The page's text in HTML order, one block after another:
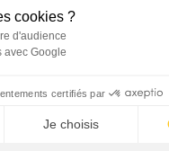
l'agenda
cookies ?
d'audience
avec Google
certifiés par
Je choisis